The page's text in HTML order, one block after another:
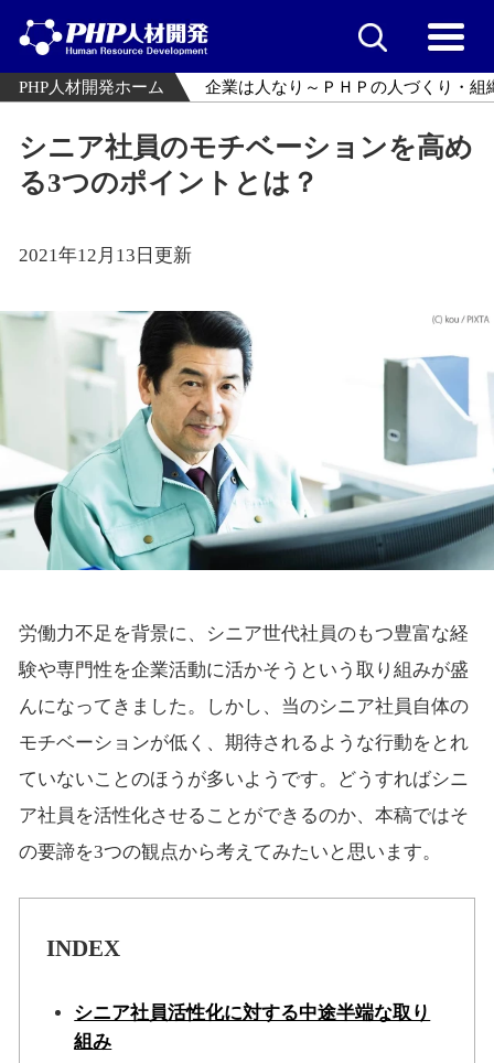
PHP人材開発ホーム 企業は人なり～ＰＨＰの人づくり・組
シニア社員のモチベーションを高め
る3つのポイントとは？
2021年12月13日更新
労働力不足を背景に、シニア世代社員のもつ豊富な経
験や専門性を企業活動に活かそうという取り組みが盛
んになってきました。しかし、当のシニア社員自体の
モチベーションが低く、期待されるような行動をとれ
ていないことのほうが多いようです。どうすればシニ
ア社員を活性化させることができるのか、本稿ではそ
の要諦を3つの観点から考えてみたいと思います。
INDEX
シニア社員活性化に対する中途半端な取り
組み